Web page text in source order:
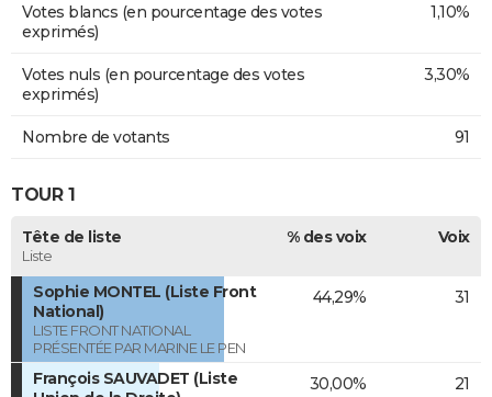
Votes blancs (en pourcentage des votes
exprimés)
1,10%
Votes nuls (en pourcentage des votes
exprimés)
3,30%
Nombre de votants 91
TOUR 1
Tête de liste
Liste
% des voix Voix
Sophie MONTEL (Liste Front
National)
LISTE FRONT NATIONAL
PRÉSENTÉE PAR MARINE LE PEN
44,29% 31
François SAUVADET (Liste
30,00% 21